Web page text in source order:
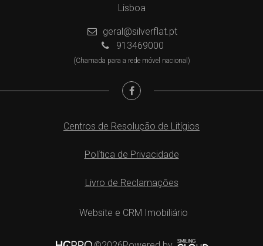
Lisboa
geral@silverflat.pt
913469000
(Chamada para a rede móvel nacional)
Centros de Resolução de Litígios
Política de Privacidade
Livro de Reclamações
Website e CRM Imobiliário